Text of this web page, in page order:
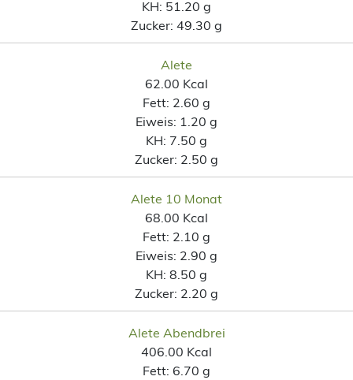
KH: 51.20 g
Zucker: 49.30 g
Alete
62.00 Kcal
Fett: 2.60 g
Eiweis: 1.20 g
KH: 7.50 g
Zucker: 2.50 g
Alete 10 Monat
68.00 Kcal
Fett: 2.10 g
Eiweis: 2.90 g
KH: 8.50 g
Zucker: 2.20 g
Alete Abendbrei
406.00 Kcal
Fett: 6.70 g